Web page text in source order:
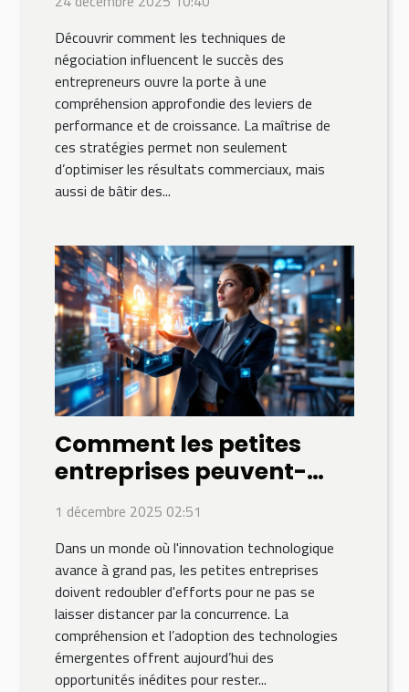
entrepreneurs ?
Découvrir comment les techniques de
négociation influencent le succès des
entrepreneurs ouvre la porte à une
compréhension approfondie des leviers de
performance et de croissance. La maîtrise de
ces stratégies permet non seulement
d’optimiser les résultats commerciaux, mais
aussi de bâtir des...
Comment les petites
entreprises peuvent-
elles tirer parti des
technologies
émergentes pour rester
compétitives ?
1 décembre 2025 02:51
Dans un monde où l'innovation technologique
avance à grand pas, les petites entreprises
doivent redoubler d'efforts pour ne pas se
laisser distancer par la concurrence. La
compréhension et l’adoption des technologies
émergentes offrent aujourd’hui des
opportunités inédites pour rester...